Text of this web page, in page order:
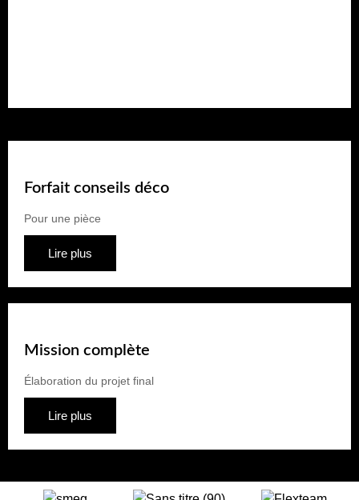
Forfait conseils déco
Pour une pièce
Lire plus
Mission complète
Élaboration du projet final
Lire plus